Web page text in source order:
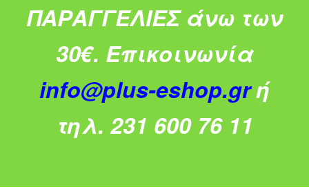
ΠΑΡΑΓΓΕΛΙΕΣ άνω των
30€. Επικοινωνία
info@plus-eshop.grή
τηλ. 231 600 76 11